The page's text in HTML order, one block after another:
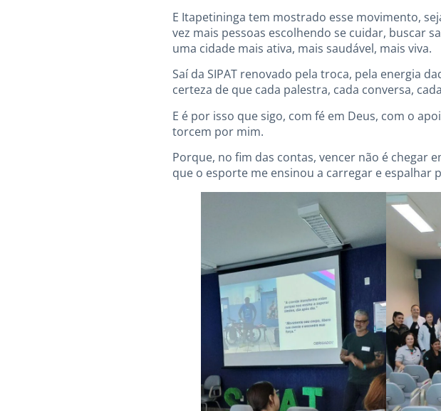
E Itapetininga tem mostrado esse movimento,
vez mais pessoas escolhendo se cuidar, buscar
uma cidade mais ativa, mais saudável, mais viva.
Saí da SIPAT renovado pela troca, pela energia
certeza de que cada palestra, cada conversa,
E é por isso que sigo, com fé em Deus, com o
torcem por mim.
Porque, no fim das contas, vencer não é chegar
que o esporte me ensinou a carregar e espalhar